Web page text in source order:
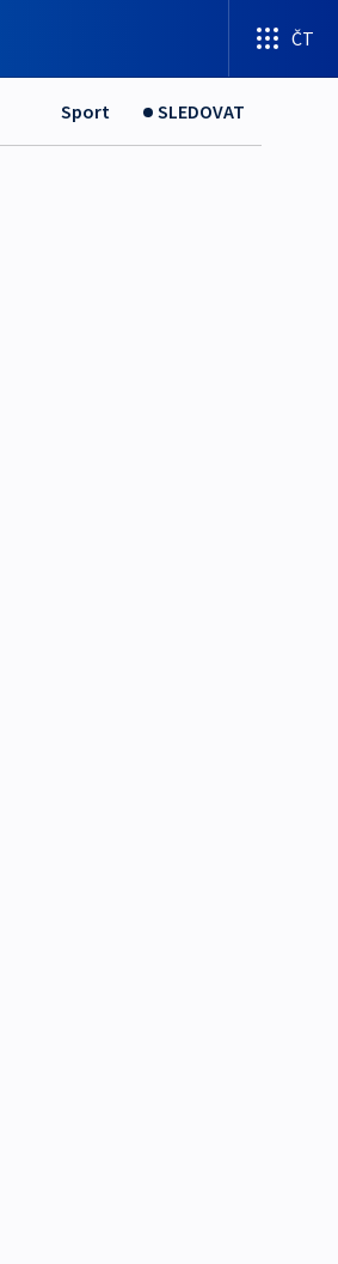
ČT
Sport SLEDOVAT